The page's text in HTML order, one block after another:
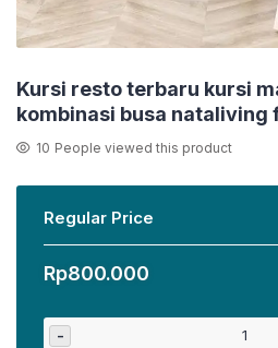
Kursi resto terbaru kursi
kombinasi busa nataliving
10 People viewed this product
Regular Price
Rp800.000
-